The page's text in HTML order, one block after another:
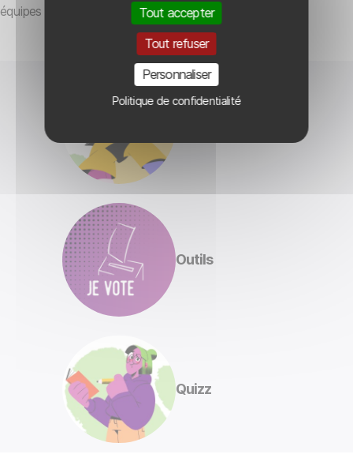
équipes et aux institutions.
Outils
Quizz
Tout accepter
Tout refuser
Personnaliser
Politique de confidentialité